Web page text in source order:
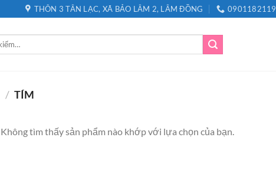
THÔN 3 TÂN LẠC, XÃ BẢO LÂM 2, LÂM ĐỒNG 0901182119
/ TÍM
Không tìm thấy sản phẩm nào khớp với lựa chọn của bạn.